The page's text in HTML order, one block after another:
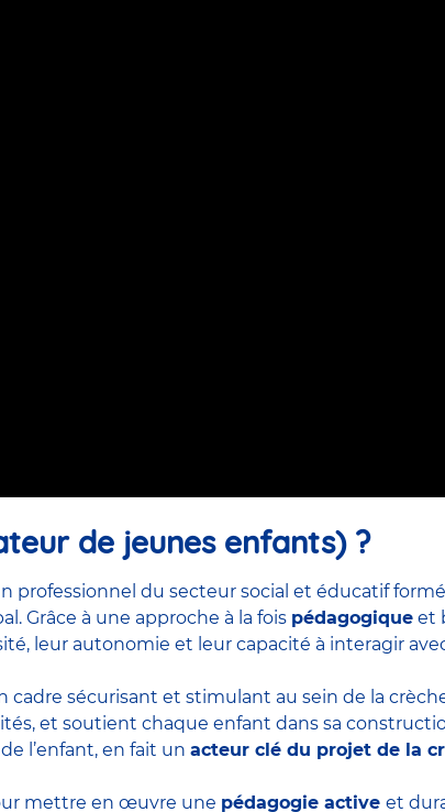
de jeunes enfants) ?
professionnel du secteur social et éducatif
Grâce à une approche à la fois pédagogique et
leur autonomie et leur capacité à interagir
cadre sécurisant et stimulant au sein de la
et soutient chaque enfant dans sa
l’enfant, en fait un acteur clé du projet de la
mettre en œuvre une pédagogie active et